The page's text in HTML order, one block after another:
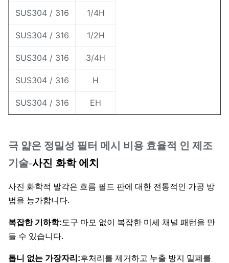
SUS304 / 316 1/4H
SUS304 / 316 1/2H
SUS304 / 316 3/4H
SUS304 / 316 H
SUS304 / 316 EH
극 얇은 정밀성 필터 메시 비용 효율적 인 제조
기술-사진 화학 에치
사진 화학적 발각은 흐름 필드 판에 대한 전통적인 가공 방
법을 능가합니다.
복잡한 기하학:도구 마모 없이 복잡한 미세 채널 패턴을 만
들 수 있습니다.
톱니 없는 가장자리:후처리를 제거하고 누출 방지 밀폐를